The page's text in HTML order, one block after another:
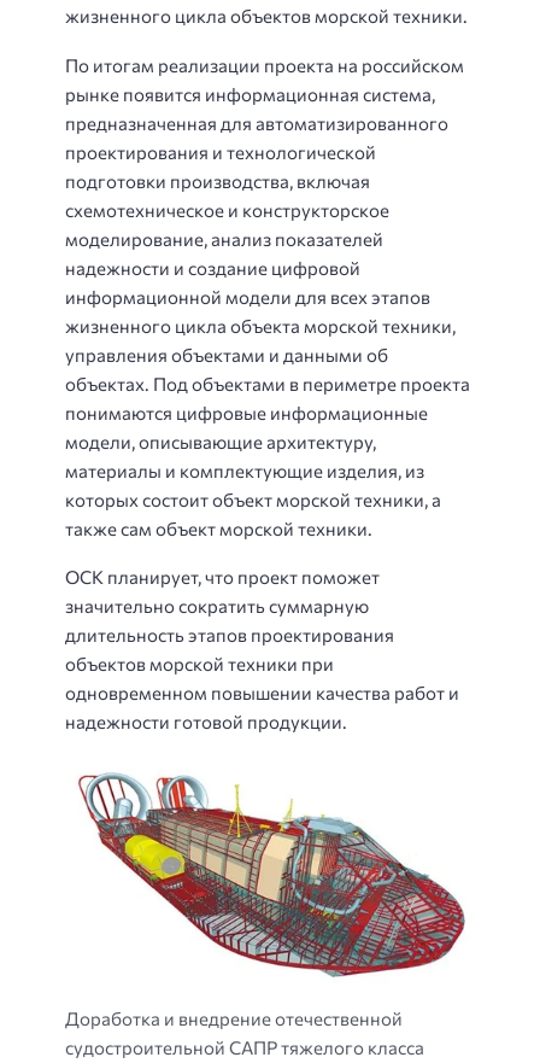
жизненного цикла объектов морской техники.
По итогам реализации проекта на российском
рынке появится информационная система,
предназначенная для автоматизированного
проектирования и технологической
подготовки производства, включая
схемотехническое и конструкторское
моделирование, анализ показателей
надежности и создание цифровой
информационной модели для всех этапов
жизненного цикла объекта морской техники,
управления объектами и данными об
объектах. Под объектами в периметре проекта
понимаются цифровые информационные
модели, описывающие архитектуру,
материалы и комплектующие изделия, из
которых состоит объект морской техники, а
также сам объект морской техники.
ОСК планирует, что проект поможет
значительно сократить суммарную
длительность этапов проектирования
объектов морской техники при
одновременном повышении качества работ и
надежности готовой продукции.
Доработка и внедрение отечественной
судостроительной САПР тяжелого класса